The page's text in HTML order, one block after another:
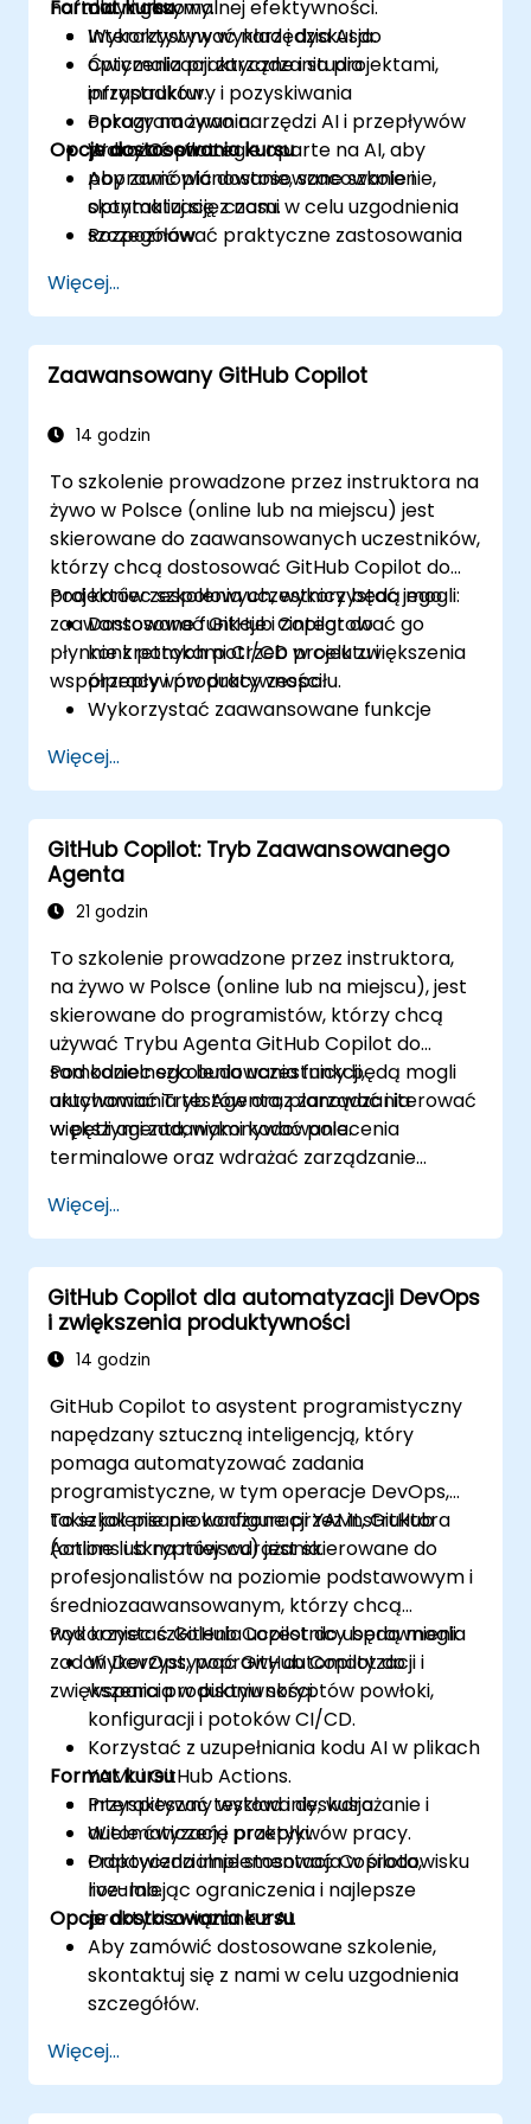
naftowy i gazowy.
dla maksymalnej efektywności.
Wykorzystywać narzędzia AI do
optymalizacji zarządzania projektami,
infrastruktury i pozyskiwania
oprogramowania.
Wdrażać strategie oparte na AI, aby
poprawić planowanie, szacowanie i
optymalizację czasu.
Rozpoznawać praktyczne zastosowania
jak przemysł naftowy i gazowy.
Format kursu
Interaktywny wykład i dyskusja.
Ćwiczenia praktyczne i studia
przypadków.
Pokazy na żywo narzędzi AI i przepływów
pracy Copilot.
Opcje dostosowania kursu
Aby zamówić dostosowane szkolenie,
skontaktuj się z nami w celu uzgodnienia
szczegółów.
Więcej...
Zaawansowany GitHub Copilot
14 godzin
To szkolenie prowadzone przez instruktora na
żywo w Polsce (online lub na miejscu) jest
skierowane do zaawansowanych uczestników,
którzy chcą dostosować GitHub Copilot do
projektów zespołowych, wykorzystać jego
zaawansowane funkcje i zintegrować go
płynnie z potokami CI/CD w celu zwiększenia
współpracy i produktywności.
Pod koniec szkolenia uczestnicy będą mogli:
Dostosować GitHub Copilot do
konkretnych potrzeb projektu i
przepływów pracy zespołu.
Wykorzystać zaawansowane funkcje
zadań kodowania.
Zintegrować GitHub Copilot z potokami
CI/CD i środowiskami współpracy.
Optymalizować współpracę zespołową
za pomocą narzędzi wspieranych przez
sztuczną inteligencję.
uprawnieniami Copilota oraz rozwiązywać
problemy.
Więcej...
GitHub Copilot: Tryb Zaawansowanego
Agenta
21 godzin
To szkolenie prowadzone przez instruktora,
na żywo w Polsce (online lub na miejscu), jest
skierowane do programistów, którzy chcą
używać Trybu Agenta GitHub Copilot do
samodzielnego budowania funkcji,
uruchamiania testów oraz zarządzania
większymi zadaniami kodowania.
Pod koniec szkolenia uczestnicy będą mogli
aktywować Tryb Agenta, planować i iterować
w pętli agenta, wykonywać polecenia
terminalowe oraz wdrażać zarządzanie
Więcej...
GitHub Copilot dla automatyzacji DevOps
i zwiększenia produktywności
14 godzin
GitHub Copilot to asystent programistyczny
napędzany sztuczną inteligencją, który
pomaga automatyzować zadania
programistyczne, w tym operacje DevOps,
takie jak pisanie konfiguracji YAML, GitHub
Actions i skryptów wdrażania.
To szkolenie prowadzone przez instruktora
(online lub na miejscu) jest skierowane do
profesjonalistów na poziomie podstawowym i
średniozaawansowanym, którzy chcą
wykorzystać GitHub Copilot do usprawnienia
zadań DevOps, poprawy automatyzacji i
zwiększenia produktywności.
Pod koniec szkolenia uczestnicy będą mogli:
Wykorzystywać GitHub Copilot do
wsparcia w pisaniu skryptów powłoki,
konfiguracji i potoków CI/CD.
Korzystać z uzupełniania kodu AI w plikach
YAML i GitHub Actions.
Przyspieszać testowanie, wdrażanie i
automatyzację przepływów pracy.
Odpowiedzialnie stosować Copilota,
rozumiejąc ograniczenia i najlepsze
praktyki związane z AI.
Format kursu
Interaktywny wykład i dyskusja.
Wiele ćwiczeń i praktyki.
Praktyczna implementacja w środowisku
live-lab.
Opcje dostosowania kursu
Aby zamówić dostosowane szkolenie,
skontaktuj się z nami w celu uzgodnienia
szczegółów.
Więcej...